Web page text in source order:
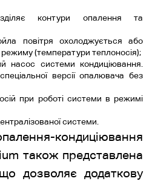
контури опалення та
повітря охолоджується або
режиму (температури теплоносія);
насос системи кондиціювання.
версії опалювача без
при роботі системи в режимі
системи.
кондиціювання
також представлена
дозволяє додаткову